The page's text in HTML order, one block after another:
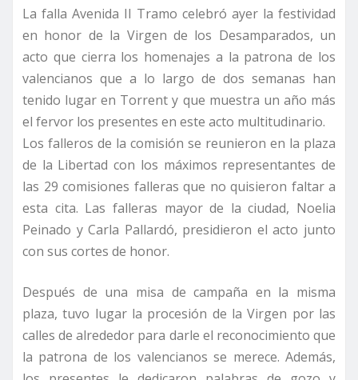
La falla Avenida II Tramo celebró ayer la festividad
en honor de la Virgen de los Desamparados, un
acto que cierra los homenajes a la patrona de los
valencianos que a lo largo de dos semanas han
tenido lugar en Torrent y que muestra un año más
el fervor los presentes en este acto multitudinario.
Los falleros de la comisión se reunieron en la plaza
de la Libertad con los máximos representantes de
las 29 comisiones falleras que no quisieron faltar a
esta cita. Las falleras mayor de la ciudad, Noelia
Peinado y Carla Pallardó, presidieron el acto junto
con sus cortes de honor.
Después de una misa de campaña en la misma
plaza, tuvo lugar la procesión de la Virgen por las
calles de alrededor para darle el reconocimiento que
la patrona de los valencianos se merece. Además,